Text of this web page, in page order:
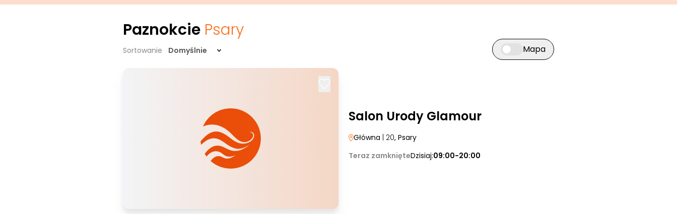
Paznokcie Psary
Sortowanie Domyślnie Przełącz widok mapy
Mapa
Salon Urody Glamour
Główna | 20, Psary
Teraz zamknięteDzisiaj:09:00-20:00